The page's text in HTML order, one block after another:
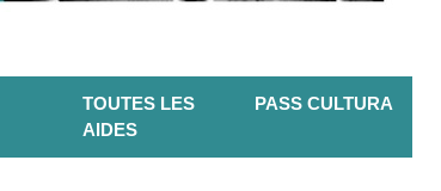
TOUTES LES
AIDES
PASS CULTURA